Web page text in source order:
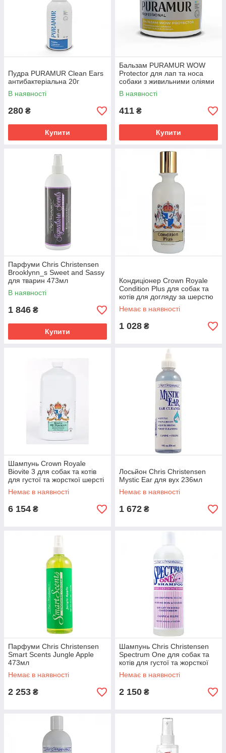
Пудра PURAMUR Clean Ears
антибактеріальна 20г
В наявності
280 ₴
Купити
Бальзам PURAMUR WOW
Protector для лап та носа
собаки з живильними оліями
50 мл
В наявності
411 ₴
Купити
Парфуми Chris Christensen
Brooklynn_s Sweet and Sassy
для тварин 473мл
В наявності
1 846 ₴
Купити
Кондиціонер Crown Royale
Condition Plus для собак та
котів для догляду за шерстю
236 мл
Немає в наявності
1 028 ₴
Шампунь Crown Royale
Biovite 3 для собак та котів
для густої та жорсткої шерсті
3,8 л
Немає в наявності
6 154 ₴
Лосьйон Chris Christensen
Mystic Ear для вух 236мл
Немає в наявності
1 672 ₴
Парфуми Chris Christensen
Smart Scents Jungle Apple
473мл
Немає в наявності
2 253 ₴
Шампунь Chris Christensen
Spectrum One для собак та
котів для густої та жорсткої
шерсті 473 мл
Немає в наявності
2 150 ₴